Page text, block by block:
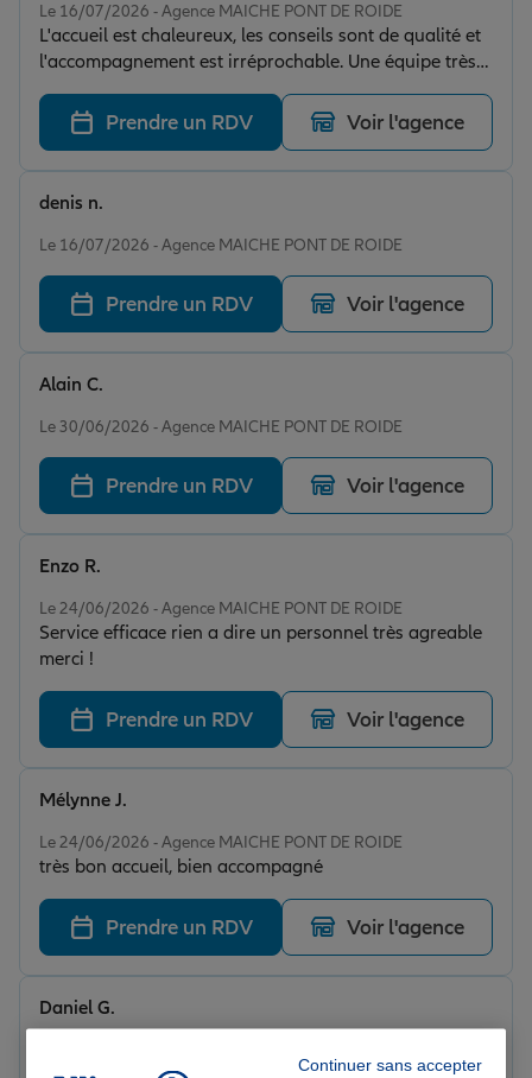
Le 16/07/2026 - Agence MAICHE PONT DE ROIDE
L'accueil est chaleureux, les conseils sont de qualité et
l'accompagnement est irréprochable. Une équipe très
professionnelle que je recommande vivement.
Prendre un RDV Voir l'agence
Le 16/07/2026 - Agence MAICHE PONT DE ROIDE
denis n.
Prendre un RDV Voir l'agence
Le 30/06/2026 - Agence MAICHE PONT DE ROIDE
Alain C.
Prendre un RDV Voir l'agence
Le 24/06/2026 - Agence MAICHE PONT DE ROIDE
Service efficace rien a dire un personnel très agreable
merci !
Enzo R.
Prendre un RDV Voir l'agence
Le 24/06/2026 - Agence MAICHE PONT DE ROIDE
très bon accueil, bien accompagné
Mélynne J.
Prendre un RDV Voir l'agence
Note de 5 sur 5
Daniel G.
Continuer sans accepter